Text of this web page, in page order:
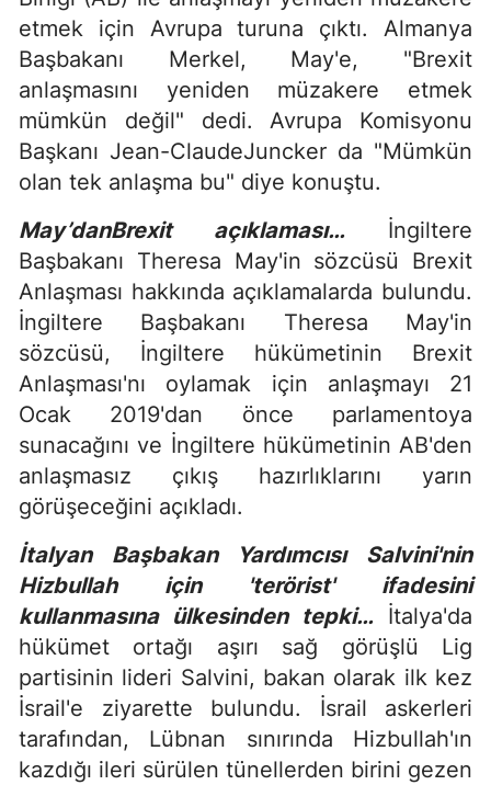
etmek için Avrupa turuna çıktı. Almanya
Başbakanı Merkel, May'e, "Brexit
anlaşmasını yeniden müzakere etmek
mümkün değil" dedi. Avrupa Komisyonu
Başkanı Jean-ClaudeJuncker da "Mümkün
olan tek anlaşma bu" diye konuştu.
May’danBrexit açıklaması…
İngiltere
Başbakanı Theresa May'in sözcüsü Brexit
Anlaşması hakkında açıklamalarda bulundu.
İngiltere Başbakanı Theresa May'in
sözcüsü, İngiltere hükümetinin Brexit
Anlaşması'nı oylamak için anlaşmayı 21
Ocak 2019'dan önce parlamentoya
sunacağını ve İngiltere hükümetinin AB'den
anlaşmasız çıkış hazırlıklarını yarın
görüşeceğini açıkladı.
İtalyan Başbakan Yardımcısı Salvini'nin
Hizbullah için 'terörist' ifadesini
kullanmasına ülkesinden tepki…
İtalya'da
hükümet ortağı aşırı sağ görüşlü Lig
partisinin lideri Salvini, bakan olarak ilk kez
İsrail'e ziyarette bulundu. İsrail askerleri
tarafından, Lübnan sınırında Hizbullah'ın
kazdığı ileri sürülen tünellerden birini gezen